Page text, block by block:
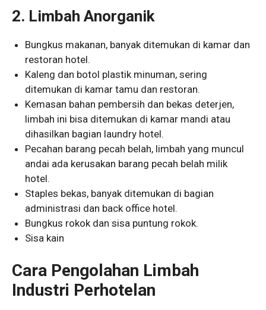
2. Limbah Anorganik
Bungkus makanan, banyak ditemukan di kamar dan
restoran hotel.
Kaleng dan botol plastik minuman, sering
ditemukan di kamar tamu dan restoran.
Kemasan bahan pembersih dan bekas deterjen,
limbah ini bisa ditemukan di kamar mandi atau
dihasilkan bagian laundry hotel.
Pecahan barang pecah belah, limbah yang muncul
andai ada kerusakan barang pecah belah milik
hotel.
Staples bekas, banyak ditemukan di bagian
administrasi dan back office hotel.
Bungkus rokok dan sisa puntung rokok.
Sisa kain
Cara Pengolahan Limbah
Industri Perhotelan